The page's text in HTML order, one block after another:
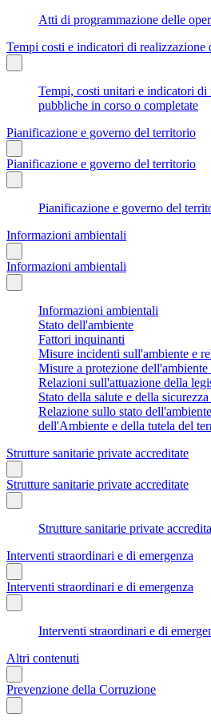
Atti di programmazione delle
Tempi costi e indicatori di realizzazione
Tempi, costi unitari e indicatori di
pubbliche in corso o completate
Pianificazione e governo del territorio
Pianificazione e governo del territorio
Pianificazione e governo del
Informazioni ambientali
Informazioni ambientali
Informazioni ambientali
Stato dell'ambiente
Fattori inquinanti
Misure incidenti sull'ambiente e
Misure a protezione
Relazioni sull'attuazione della
Stato della salute e della sicurezza
Relazione sullo stato
dell'Ambiente e della tutela del
Strutture sanitarie private accreditate
Strutture sanitarie private accreditate
Strutture sanitarie private
Interventi straordinari e di emergenza
Interventi straordinari e di emergenza
Interventi straordinari e di
Altri contenuti
Prevenzione della Corruzione